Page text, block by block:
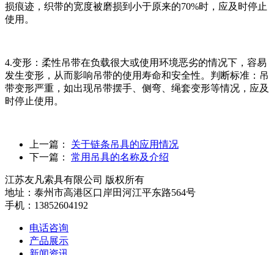
损痕迹，织带的宽度被磨损到小于原来的70%时，应及时停止
使用。
4.变形：柔性吊带在负载很大或使用环境恶劣的情况下，容易
发生变形，从而影响吊带的使用寿命和安全性。判断标准：吊
带变形严重，如出现吊带摆手、侧弯、绳套变形等情况，应及
时停止使用。
上一篇：
关于链条吊具的应用情况
下一篇：
常用吊具的名称及介绍
江苏友凡索具有限公司 版权所有
地址：泰州市高港区口岸田河江平东路564号
手机：13852604192
电话咨询
产品展示